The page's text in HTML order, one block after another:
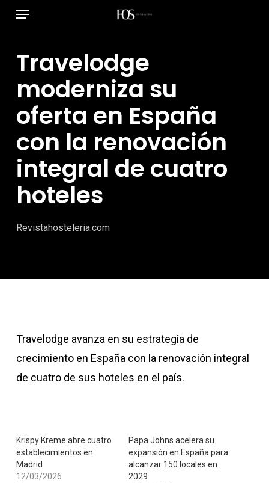
principal
Menú
Travelodge
moderniza su
oferta en España
con la renovación
integral de cuatro
hoteles
Revistahosteleria.com
Travelodge avanza en su estrategia de
crecimiento en España con la renovación integral
de cuatro de sus hoteles en el país.
Krispy Kreme abre cuatro
establecimientos en
Madrid
12/03/2026
Papa Johns acelera su
expansión en España para
alcanzar 150 locales en
2029